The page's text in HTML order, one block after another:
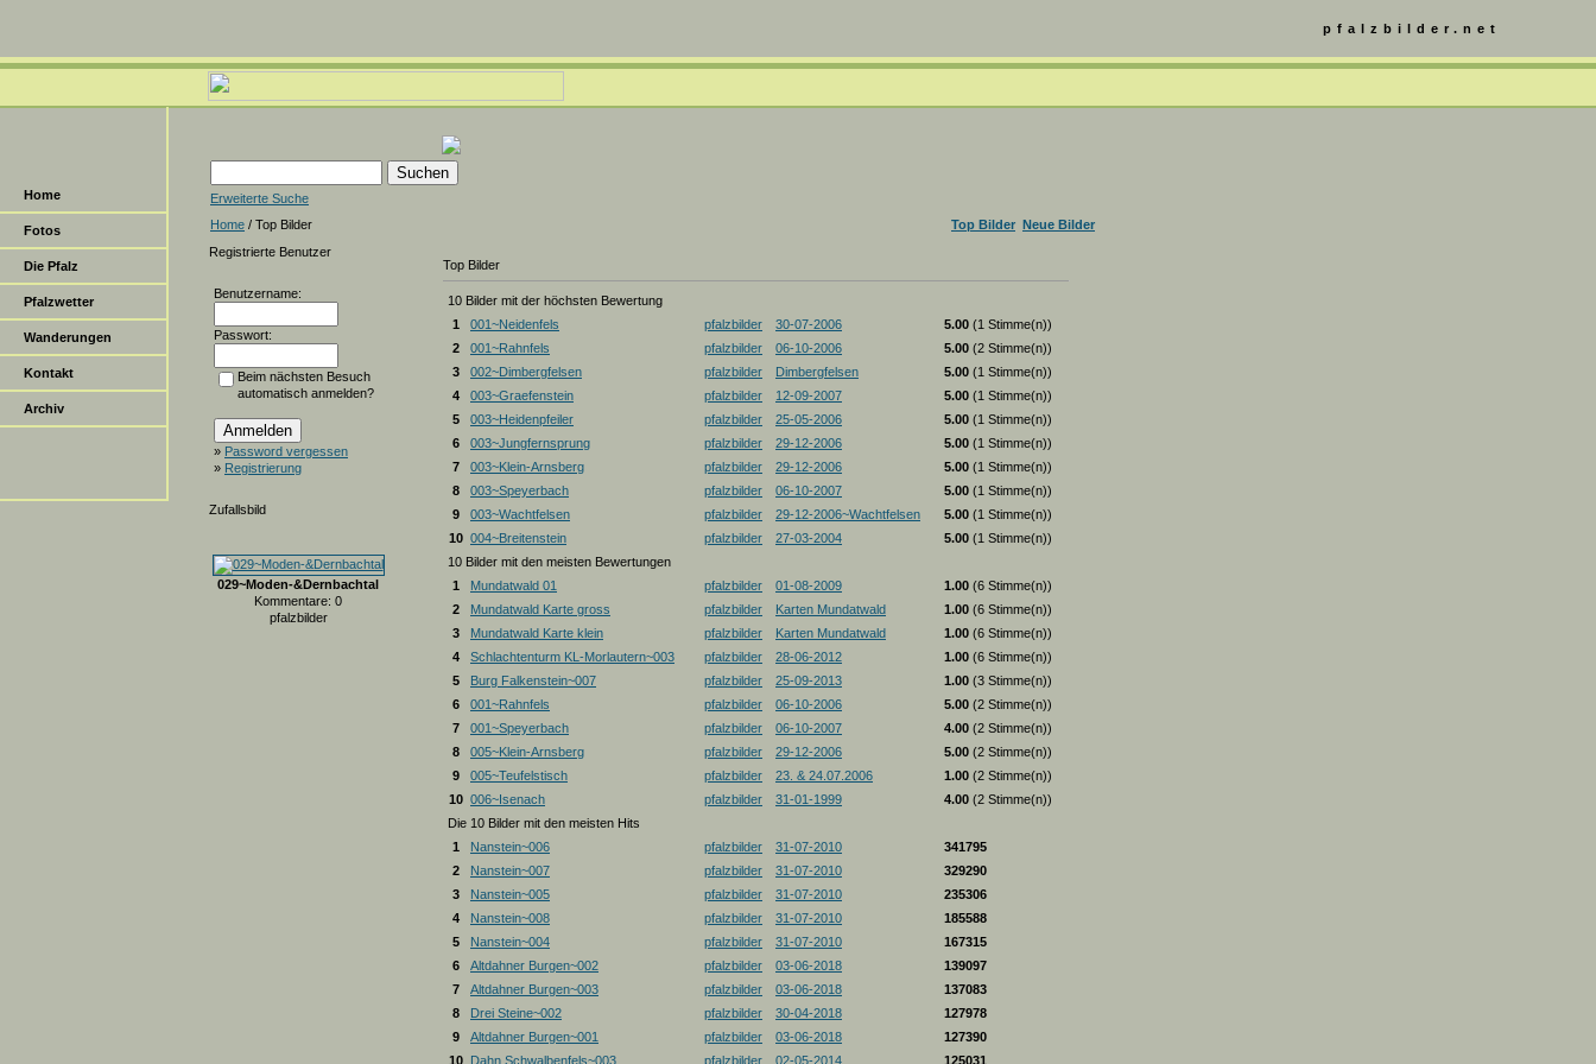
Home
Fotos
Die Pfalz
Pfalzwetter
Wanderungen
Kontakt
Archiv
pfalzbilder.net
Erweiterte Suche
Home / Top Bilder Top Bilder Neue Bilder
Registrierte Benutzer
Benutzername:
Passwort:
Beim nächsten Besuch
automatisch anmelden?
» Password vergessen
» Registrierung
Zufallsbild
029~Moden-&Dernbachtal
Kommentare: 0
pfalzbilder
Top Bilder
10 Bilder mit der höchsten Bewertung
1
001~Neidenfels pfalzbilder 30-07-2006 5.00 (1 Stimme(n))
2
001~Rahnfels pfalzbilder 06-10-2006 5.00 (2 Stimme(n))
3
002~Dimbergfelsen pfalzbilder Dimbergfelsen 5.00 (1 Stimme(n))
4
003~Graefenstein pfalzbilder 12-09-2007 5.00 (1 Stimme(n))
5
003~Heidenpfeiler pfalzbilder 25-05-2006 5.00 (1 Stimme(n))
6
003~Jungfernsprung pfalzbilder 29-12-2006 5.00 (1 Stimme(n))
7
003~Klein-Arnsberg pfalzbilder 29-12-2006 5.00 (1 Stimme(n))
8
003~Speyerbach pfalzbilder 06-10-2007 5.00 (1 Stimme(n))
9
003~Wachtfelsen pfalzbilder 29-12-2006~Wachtfelsen 5.00 (1 Stimme(n))
10 004~Breitenstein pfalzbilder 27-03-2004 5.00 (1 Stimme(n))
10 Bilder mit den meisten Bewertungen
1
Mundatwald 01 pfalzbilder 01-08-2009 1.00 (6 Stimme(n))
2
Mundatwald Karte gross pfalzbilder Karten Mundatwald 1.00 (6 Stimme(n))
3
Mundatwald Karte klein pfalzbilder Karten Mundatwald 1.00 (6 Stimme(n))
4
Schlachtenturm KL-Morlautern~003 pfalzbilder 28-06-2012 1.00 (6 Stimme(n))
5
Burg Falkenstein~007 pfalzbilder 25-09-2013 1.00 (3 Stimme(n))
6
001~Rahnfels pfalzbilder 06-10-2006 5.00 (2 Stimme(n))
7
001~Speyerbach pfalzbilder 06-10-2007 4.00 (2 Stimme(n))
8
005~Klein-Arnsberg pfalzbilder 29-12-2006 5.00 (2 Stimme(n))
9
005~Teufelstisch pfalzbilder 23. & 24.07.2006 1.00 (2 Stimme(n))
10 006~Isenach pfalzbilder 31-01-1999 4.00 (2 Stimme(n))
Die 10 Bilder mit den meisten Hits
1
Nanstein~006 pfalzbilder 31-07-2010
341795
2
Nanstein~007 pfalzbilder 31-07-2010
329290
3
Nanstein~005 pfalzbilder 31-07-2010
235306
4
Nanstein~008 pfalzbilder 31-07-2010
185588
5
Nanstein~004 pfalzbilder 31-07-2010
167315
6
Altdahner Burgen~002 pfalzbilder 03-06-2018
139097
7
Altdahner Burgen~003 pfalzbilder 03-06-2018
137083
8
Drei Steine~002 pfalzbilder 30-04-2018
127978
9
Altdahner Burgen~001 pfalzbilder 03-06-2018
127390
10
Dahn Schwalbenfels~003 pfalzbilder 02-05-2014 125031